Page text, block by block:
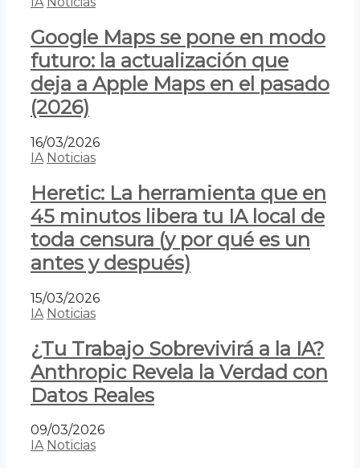
Google Maps se pone en modo
futuro: la actualización que
deja a Apple Maps en el pasado
(2026)
16/03/2026
IA Noticias
Heretic: La herramienta que en
45 minutos libera tu IA local de
toda censura (y por qué es un
antes y después)
15/03/2026
IA Noticias
¿Tu Trabajo Sobrevivirá a la IA?
Anthropic Revela la Verdad con
Datos Reales
09/03/2026
IA Noticias